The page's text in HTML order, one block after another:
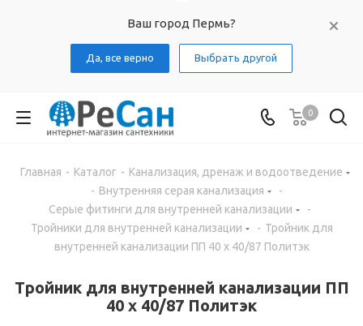
Ваш город Пермь?
Да, все верно Выбрать другой
0
Главная - Каталог - Канализация, дренаж и водоотведение
- Внутренняя серая канализация
-
Серые фитинги для внутренней канализации
-
Тройники для внутренней канализации
- Тройник для
внутренней канализации ПП 40 х 40/87 Политэк
Тройник для внутренней канализации ПП
40 х 40/87 Политэк